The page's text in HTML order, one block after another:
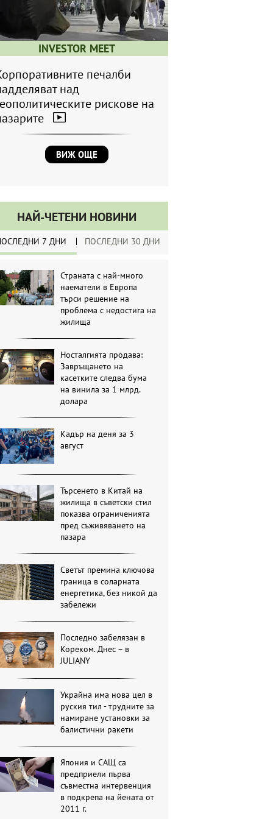
INVESTOR MEET
печалби
над
рискове на
ВИЖ ОЩЕ
НАЙ-ЧЕТЕНИ НОВИНИ
7 ДНИ ПОСЛЕДНИ 30 ДНИ
Страната с най-много
наематели в Европа
търси решение на
проблема с недостига на
жилища
Носталгията продава:
Завръщането на
касетките следва бума
на винила за 1 млрд.
долара
Кадър на деня за 3
август
Търсенето в Китай на
жилища в съветски стил
показва ограниченията
пред съживяването на
пазара
Светът премина ключова
граница в соларната
енергетика, без никой да
забележи
Последно забелязан в
Кореком. Днес – в
JULIANY
Украйна има нова цел в
руския тил - трудните за
намиране установки за
балистични ракети
Япония и САЩ са
предприели първа
съвместна интервенция
в подкрепа на йената от
2011 г.